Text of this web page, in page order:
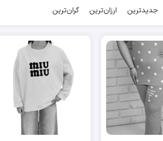
جدیدترین ارزان‌ترین گران‌ترین